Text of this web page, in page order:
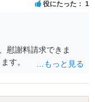
役にたった 1
慰謝料請求できま
す。